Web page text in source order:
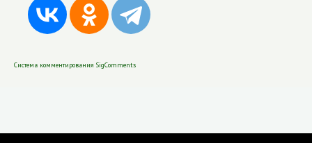
Система комментирования SigComments